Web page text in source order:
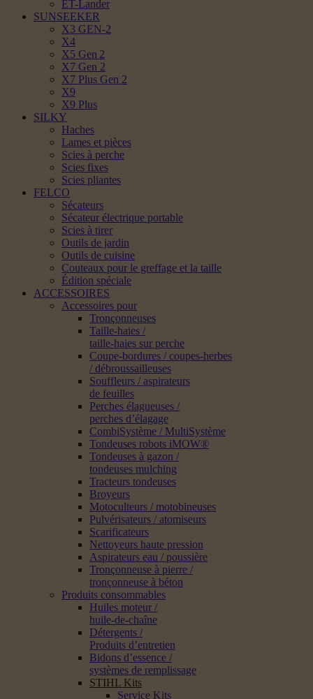
ET-Lander
SUNSEEKER
X3 GEN-2
X4
X5 Gen 2
X7 Gen 2
X7 Plus Gen 2
X9
X9 Plus
SILKY
Haches
Lames et pièces
Scies à perche
Scies fixes
Scies pliantes
FELCO
Sécateurs
Sécateur électrique portable
Scies à tirer
Outils de jardin
Outils de cuisine
Couteaux pour le greffage et la taille
Édition spéciale
ACCESSOIRES
Accessoires pour
Tronçonneuses
Taille-haies /
taille-haies sur perche
Coupe-bordures / coupes-herbes
/ débroussailleuses
Souffleurs / aspirateurs
de feuilles
Perches élagueuses /
perches d’élagage
CombiSystème / MultiSystème
Tondeuses robots iMOW®
Tondeuses à gazon /
tondeuses mulching
Tracteurs tondeuses
Broyeurs
Motoculteurs / motobineuses
Pulvérisateurs / atomiseurs
Scarificateurs
Nettoyeurs haute pression
Aspirateurs eau / poussière
Tronçonneuse à pierre /
tronçonneuse à béton
Produits consommables
Huiles moteur /
huile-de-chaîne
Détergents /
Produits d’entretien
Bidons d’essence /
systèmes de remplissage
STIHL Kits
Service Kits